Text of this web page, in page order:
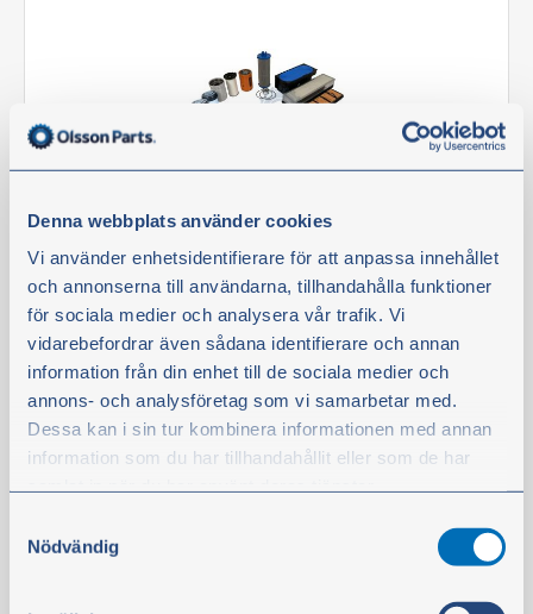
Denna webbplats använder cookies
Vi använder enhetsidentifierare för att anpassa innehållet
och annonserna till användarna, tillhandahålla funktioner
för sociala medier och analysera vår trafik. Vi
vidarebefordrar även sådana identifierare och annan
information från din enhet till de sociala medier och
annons- och analysföretag som vi samarbetar med.
Dessa kan i sin tur kombinera informationen med annan
information som du har tillhandahållit eller som de har
Du kan när som helst ändra ditt val. För att återkalla ditt
samtycke klickar du på ”Cookie-ikonen” längst ned till
Nödvändig
Suodatinsarja 1 500 tuntia
Tuotenro:117339
Tuotetta on varastossa
527,60 €
ei sis. alv
Osta